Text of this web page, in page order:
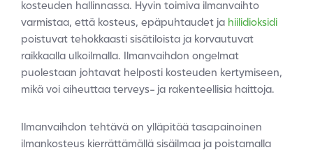
kosteuden hallinnassa. Hyvin toimiva ilmanvaihto
varmistaa, että kosteus, epäpuhtaudet ja hiilidioksidi
poistuvat tehokkaasti sisätiloista ja korvautuvat
raikkaalla ulkoilmalla. Ilmanvaihdon ongelmat
puolestaan johtavat helposti kosteuden kertymiseen,
mikä voi aiheuttaa terveys- ja rakenteellisia haittoja.
Ilmanvaihdon tehtävä on ylläpitää tasapainoinen
ilmankosteus kierrättämällä sisäilmaa ja poistamalla